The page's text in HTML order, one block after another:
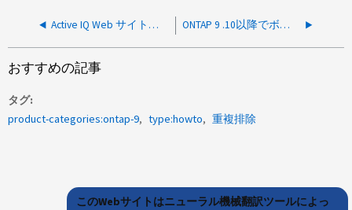
Active IQ Web サイトで集計パフォーマンスを確認する方法 ONTAP 9 .10以降でボリューム移動を調整する方法
おすすめの記事
タグ
product-categories:ontap-9
type:howto 重複排除
このWebサイトはニューラル機械翻訳ツールによっ